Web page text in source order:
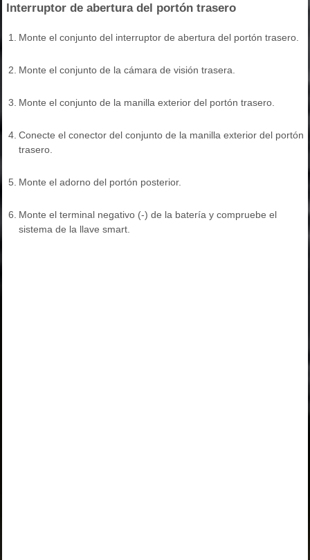
Interruptor de abertura del portón trasero
1. Monte el conjunto del interruptor de abertura del portón trasero.
2. Monte el conjunto de la cámara de visión trasera.
3. Monte el conjunto de la manilla exterior del portón trasero.
4. Conecte el conector del conjunto de la manilla exterior del portón
trasero.
5. Monte el adorno del portón posterior.
6. Monte el terminal negativo (-) de la batería y compruebe el
sistema de la llave smart.